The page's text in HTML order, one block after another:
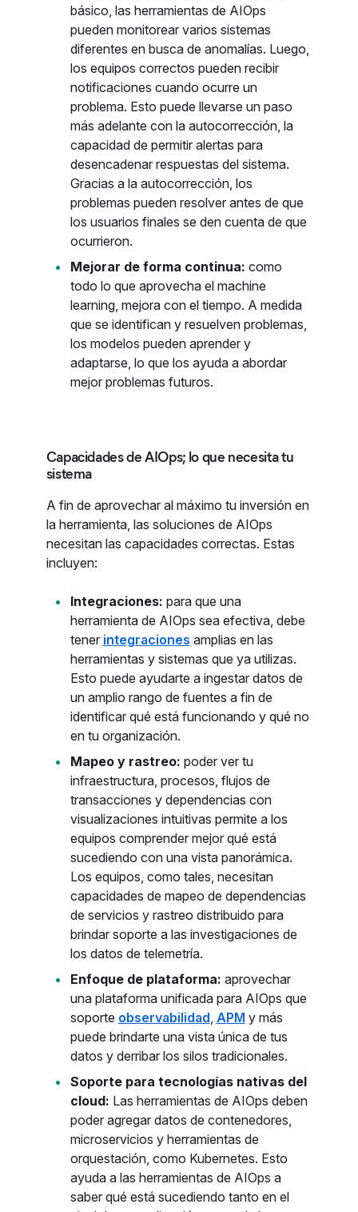
básico, las herramientas de AIOps
pueden monitorear varios sistemas
diferentes en busca de anomalías. Luego,
los equipos correctos pueden recibir
notificaciones cuando ocurre un
problema. Esto puede llevarse un paso
más adelante con la autocorrección, la
capacidad de permitir alertas para
desencadenar respuestas del sistema.
Gracias a la autocorrección, los
problemas pueden resolver antes de que
los usuarios finales se den cuenta de que
ocurrieron.
Mejorar de forma continua: como
todo lo que aprovecha el machine
learning, mejora con el tiempo. A medida
que se identifican y resuelven problemas,
los modelos pueden aprender y
adaptarse, lo que los ayuda a abordar
mejor problemas futuros.
Capacidades de AIOps; lo que necesita tu
sistema
A fin de aprovechar al máximo tu inversión en
la herramienta, las soluciones de AIOps
necesitan las capacidades correctas. Estas
incluyen:
Integraciones: para que una
herramienta de AIOps sea efectiva, debe
tener integraciones amplias en las
herramientas y sistemas que ya utilizas.
Esto puede ayudarte a ingestar datos de
un amplio rango de fuentes a fin de
identificar qué está funcionando y qué no
en tu organización.
Mapeo y rastreo: poder ver tu
infraestructura, procesos, flujos de
transacciones y dependencias con
visualizaciones intuitivas permite a los
equipos comprender mejor qué está
sucediendo con una vista panorámica.
Los equipos, como tales, necesitan
capacidades de mapeo de dependencias
de servicios y rastreo distribuido para
brindar soporte a las investigaciones de
los datos de telemetría.
Enfoque de plataforma: aprovechar
una plataforma unificada para AIOps que
soporte observabilidad, APM y más
puede brindarte una vista única de tus
datos y derribar los silos tradicionales.
Soporte para tecnologías nativas del
cloud: Las herramientas de AIOps deben
poder agregar datos de contenedores,
microservicios y herramientas de
orquestación, como Kubernetes. Esto
ayuda a las herramientas de AIOps a
saber qué está sucediendo tanto en el